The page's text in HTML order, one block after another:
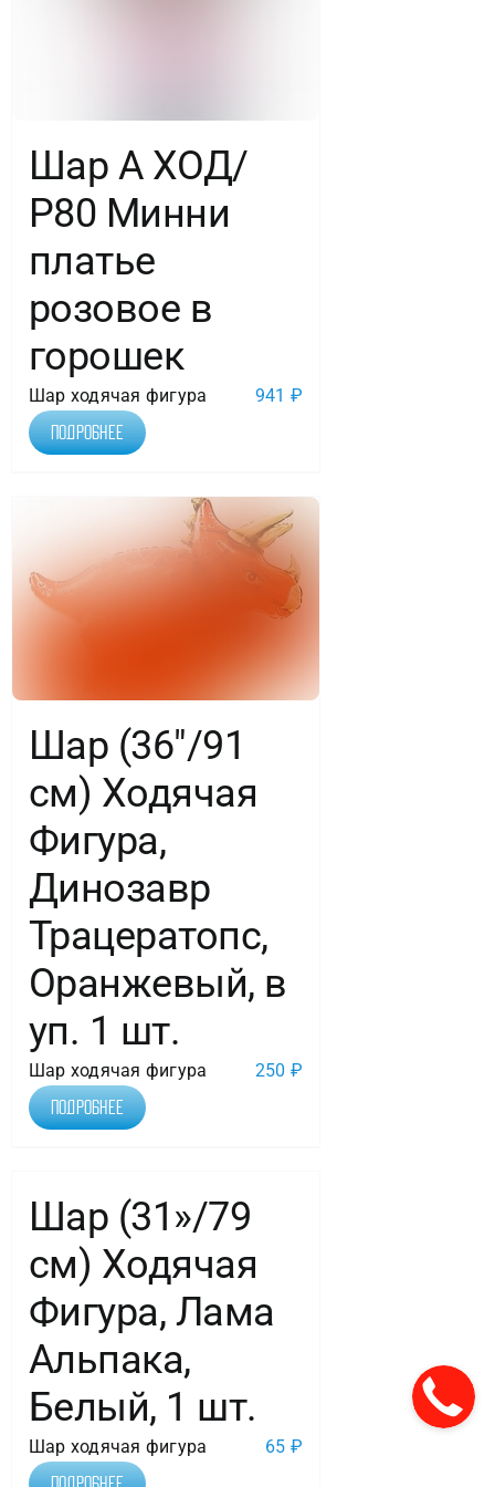
Шар А ХОД/
Р80 Минни
платье
розовое в
горошек
Шар ходячая фигура 941 ₽
Подробнее
Шар (36″/91
см) Ходячая
Фигура,
Динозавр
Трацератопс,
Оранжевый, в
уп. 1 шт.
Шар ходячая фигура 250 ₽
Подробнее
Шар (31»/79
см) Ходячая
Фигура, Лама
Альпака,
Белый, 1 шт.
Шар ходячая фигура 65 ₽